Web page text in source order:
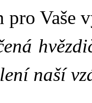
pro Vaše
naší